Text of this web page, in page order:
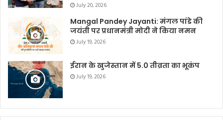
July 20, 2026
Mangal Pandey Jayanti: मंगल पांडे की
जयंती पर प्रधानमंत्री मोदी ने किया नमन
July 19, 2026
ईरान के खुजेस्तान में 5.0 तीव्रता का भूकंप
July 19, 2026